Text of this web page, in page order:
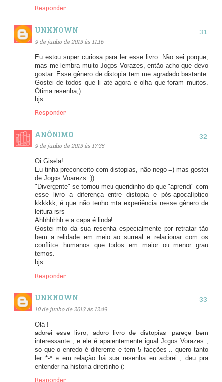
Responder
UNKNOWN
9 de junho de 2013 às 11:16
Eu estou super curiosa para ler esse livro. Não sei porque,
mas me lembra muito Jogos Vorazes, então acho que devo
gostar. Esse gênero de distopia tem me agradado bastante.
Gostei de todos que li até agora e olha que foram muitos.
Ótima resenha;)
bjs
Responder
ANÔNIMO
9 de junho de 2013 às 17:35
Oi Gisela!
Eu tinha preconceito com distopias, não nego =) mas gostei
de Jogos Voarezs :))
"Divergente" se tornou meu queridinho dp que "aprendi" com
esse livro a diferença entre distopia e pós-apocalíptico
kkkkkk, é que não tenho mta experiência nesse gênero de
leitura rsrs
Ahhhhhhh e a capa é linda!
Gostei mto da sua resenha especialmente por retratar tão
bem a relidade em meio ao surreal e relacionar com os
conflitos humanos que todos em maior ou menor grau
temos.
bjs
Responder
UNKNOWN
10 de junho de 2013 às 12:49
Olá !
adorei esse livro, adoro livro de distopias, pareçe bem
interessante , e ele é aparentemente igual Jogos Vorazes ,
so que o enredo é diferente e tem 5 facções .. quero tanto
ler *-* e em relação há sua resenha eu adorei , deu pra
entender na historia direitinho (:
Responder